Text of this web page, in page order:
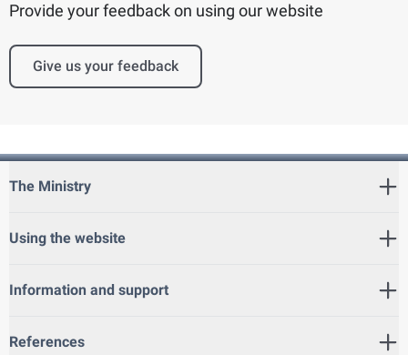
Provide your feedback on using our website
Give us your feedback
The Ministry
Using the website
Information and support
References